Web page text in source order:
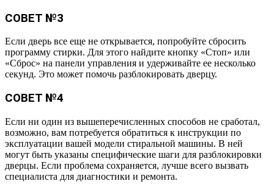
СОВЕТ №3
Если дверь все еще не открывается, попробуйте сбросить
программу стирки. Для этого найдите кнопку «Стоп» или
«Сброс» на панели управления и удерживайте ее несколько
секунд. Это может помочь разблокировать дверцу.
СОВЕТ №4
Если ни один из вышеперечисленных способов не сработал,
возможно, вам потребуется обратиться к инструкции по
эксплуатации вашей модели стиральной машины. В ней
могут быть указаны специфические шаги для разблокировки
дверцы. Если проблема сохраняется, лучше всего вызвать
специалиста для диагностики и ремонта.